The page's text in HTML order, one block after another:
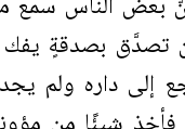
تصدَّق بصدقةٍ
إلى داره ولم